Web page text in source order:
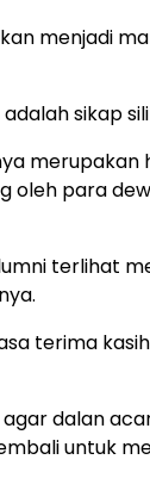
menjadi
sikap
merupakan
oleh para
terlihat
terima
dalan
untuk